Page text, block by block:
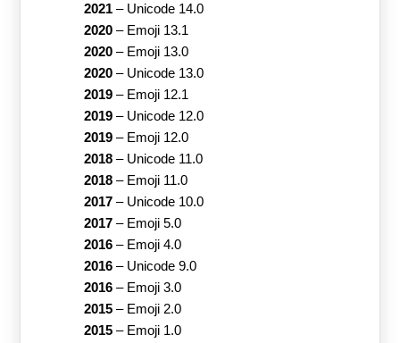
2021– Unicode 14.0
2020– Emoji 13.1
2020– Emoji 13.0
2020– Unicode 13.0
2019– Emoji 12.1
2019– Unicode 12.0
2019– Emoji 12.0
2018– Unicode 11.0
2018– Emoji 11.0
2017– Unicode 10.0
2017– Emoji 5.0
2016– Emoji 4.0
2016– Unicode 9.0
2016– Emoji 3.0
2015– Emoji 2.0
2015– Emoji 1.0